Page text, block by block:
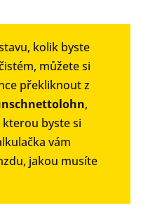
kolik byste
můžete si
překliknout z
,
byste si
vám
jakou musíte